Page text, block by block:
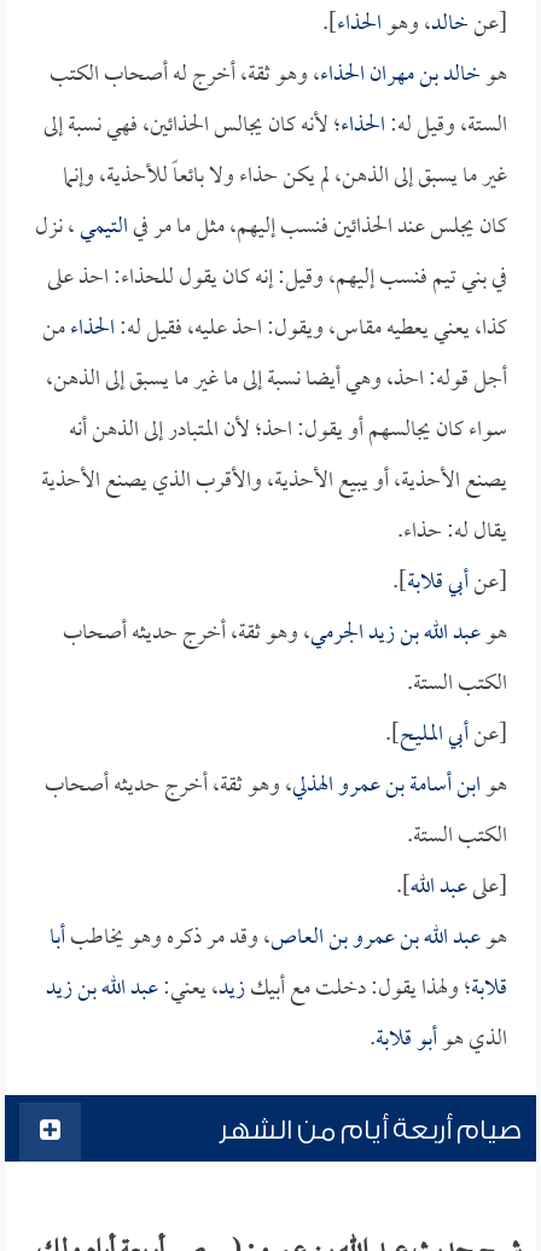
[عنخالد، وهوالحذاء].
هوخالد بن مهران الحذاء، وهو ثقة، أخرج له أصحاب الكتب
الستة، وقيل له:الحذاء؛ لأنه كان يجالس الحذائين، فهي نسبة إلى
غير ما يسبق إلى الذهن، لم يكن حذاء ولا بائعاً للأحذية، وإنما
كان يجلس عند الحذائين فنسب إليهم، مثل ما مر فيالتيمي، نزل
في بني تيم فنسب إليهم، وقيل: إنه كان يقول للحذاء: احذ على
كذا، يعني يعطيه مقاس، ويقول: احذ عليه، فقيل له:الحذاءمن
أجل قوله: احذ، وهي أيضا نسبة إلى ما غير ما يسبق إلى الذهن،
سواء كان يجالسهم أو يقول: احذ؛ لأن المتبادر إلى الذهن أنه
يصنع الأحذية، أو يبيع الأحذية، والأقرب الذي يصنع الأحذية
يقال له: حذاء.
[عنأبي قلابة].
هوعبد الله بن زيد الجرمي، وهو ثقة، أخرج حديثه أصحاب
الكتب الستة.
[عنأبي المليح].
هوابن أسامة بن عمرو الهذلي، وهو ثقة، أخرج حديثه أصحاب
الكتب الستة.
[علىعبد الله].
هوعبد الله بن عمرو بن العاص، وقد مر ذكره وهو يخاطبأبا
قلابة؛ ولهذا يقول: دخلت مع أبيكزيد، يعني:عبد الله بن زيد
الذي هوأبو قلابة.
صيام أربعة أيام من الشهر